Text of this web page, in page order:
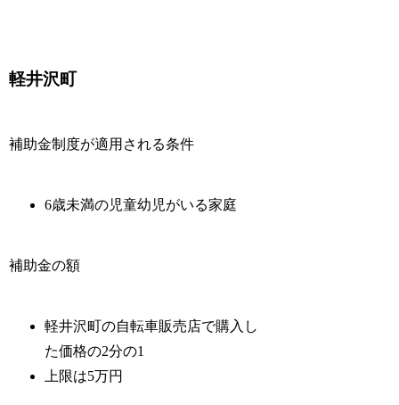
軽井沢町
補助金制度が適用される条件
6歳未満の児童幼児がいる家庭
補助金の額
軽井沢町の自転車販売店で購入し
た価格の2分の1
上限は5万円